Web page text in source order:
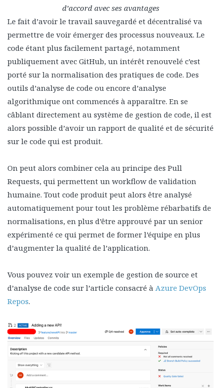
d’accord avec ses avantages
Le fait d’avoir le travail sauvegardé et décentralisé va
permettre de voir émerger des processus nouveaux. Le
code étant plus facilement partagé, notamment
publiquement avec GitHub, un intérêt renouvelé c’est
porté sur la normalisation des pratiques de code. Des
outils d’analyse de code ou encore d’analyse
algorithmique ont commencés à apparaître. En se
câblant directement au système de gestion de code, il est
alors possible d’avoir un rapport de qualité et de sécurité
sur le code qui est produit.
On peut alors combiner cela au principe des Pull
Requests, qui permettent un workflow de validation
humaine. Tout code produit peut alors être analysé
automatiquement pour tout les problème rébarbatifs de
normalisations, en plus d’être approuvé par un senior
expérimenté ce qui permet de former l’équipe en plus
d’augmenter la qualité de l’application.
Vous pouvez voir un exemple de gestion de source et
d’analyse de code sur l’article consacré à Azure DevOps
Repos.